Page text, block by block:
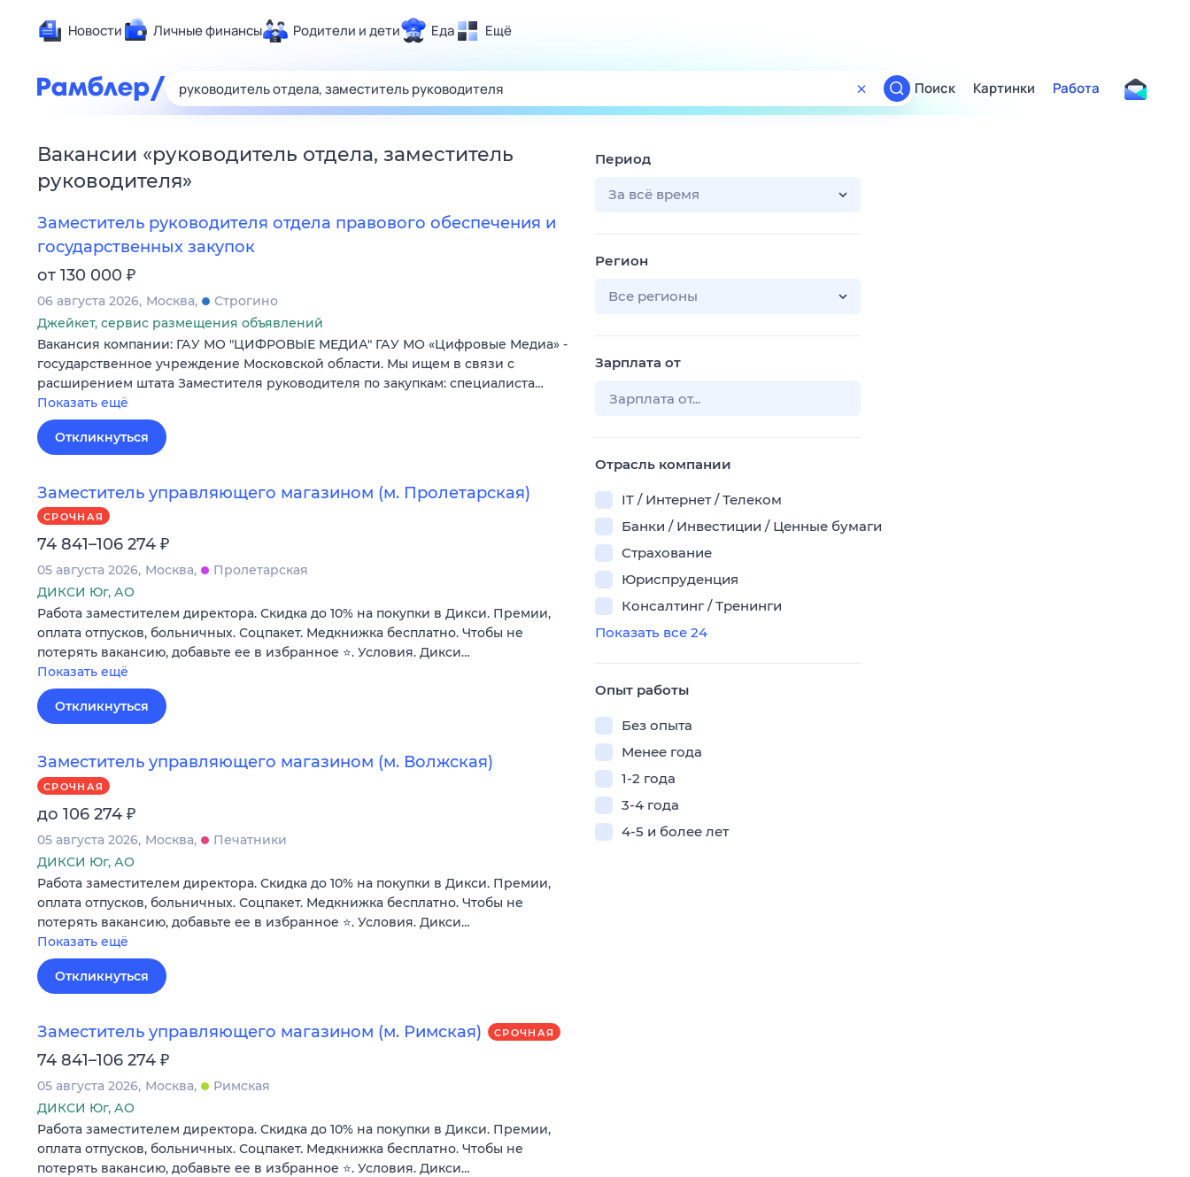
Новости Личные финансы Родители и дети Еда Ещё
Здоровье
Развлечения и отдых
Спорт
Авто
Поиск
ТВ-программа
Поиск Картинки Работа
Вакансии «руководитель отдела, заместитель
руководителя»
Заместитель руководителя отдела правового обеспечения и
государственных закупок
от 130 000 ₽
06 августа 2026 Москва
Строгино
Джейкет, сервис размещения объявлений
Вакансия компании: ГАУ МО "ЦИФРОВЫЕ МЕДИА" ГАУ МО «Цифровые Медиа» -
государственное учреждение Московской области. Мы ищем в связи с
расширением штата Заместителя руководителя по закупкам: специалиста…
Показать ещё
Откликнуться
Заместитель управляющего магазином (м. Пролетарская)
СРОЧНАЯ
74 841–106 274 ₽
05 августа 2026 Москва
Пролетарская
ДИКСИ Юг, АО
Работа заместителем директора. Скидка до 10% на покупки в Дикси. Премии,
оплата отпусков, больничных. Соцпакет. Медкнижка бесплатно. Чтобы не
потерять вакансию, добавьте ее в избранное ⭐. Условия. Дикси…
Показать ещё
Откликнуться
Заместитель управляющего магазином (м. Волжская)
СРОЧНАЯ
до 106 274 ₽
05 августа 2026 Москва
Печатники
ДИКСИ Юг, АО
Работа заместителем директора. Скидка до 10% на покупки в Дикси. Премии,
оплата отпусков, больничных. Соцпакет. Медкнижка бесплатно. Чтобы не
потерять вакансию, добавьте ее в избранное ⭐. Условия. Дикси…
Показать ещё
Откликнуться
Заместитель управляющего магазином (м. Римская) СРОЧНАЯ
74 841–106 274 ₽
05 августа 2026 Москва
Римская
ДИКСИ Юг, АО
Работа заместителем директора. Скидка до 10% на покупки в Дикси. Премии,
оплата отпусков, больничных. Соцпакет. Медкнижка бесплатно. Чтобы не
потерять вакансию, добавьте ее в избранное ⭐. Условия. Дикси…
Период
За всё время
Регион
Все регионы
Зарплата от
Отрасль компании
IT / Интернет / Телеком
Банки / Инвестиции / Ценные бумаги
Страхование
Юриспруденция
Консалтинг / Тренинги
Показать все 24
Опыт работы
Без опыта
Менее года
1-2 года
3-4 года
4-5 и более лет